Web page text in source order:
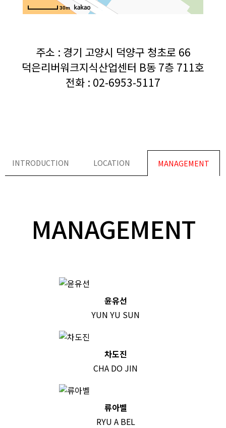
30m
주소 : 경기 고양시 덕양구 청초로 66
덕은리버워크지식산업센터 B동 7층 711호
전화 : 02-6953-5117
INTRODUCTION LOCATION MANAGEMENT
MANAGEMENT
윤유선
YUN YU SUN
차도진
CHA DO JIN
류아벨
RYU A BEL